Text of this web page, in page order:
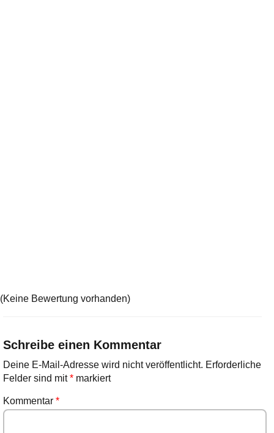
(Keine Bewertung vorhanden)
Schreibe einen Kommentar
Deine E-Mail-Adresse wird nicht veröffentlicht. Erforderliche
Felder sind mit*markiert
Kommentar *